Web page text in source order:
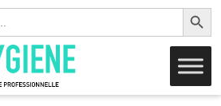
Search